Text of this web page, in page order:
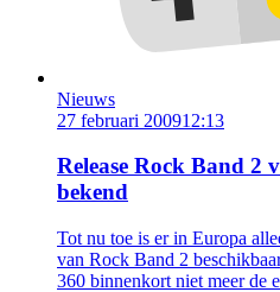
Nieuws
27 februari 200912:13
Release Rock Band 2
bekend
Tot nu toe is er in Europa
van Rock Band 2
360 binnenkort niet meer de